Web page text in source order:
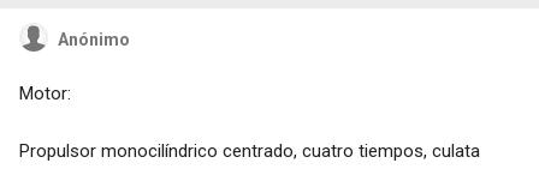
Anónimo
Motor:
Propulsor monocilíndrico centrado, cuatro tiempos, culata